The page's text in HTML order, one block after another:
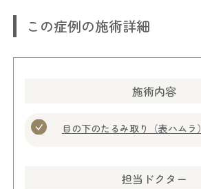
この症例の施術詳細
施術内容
目の下のたるみ取り（表ハムラ）
担当ドクター